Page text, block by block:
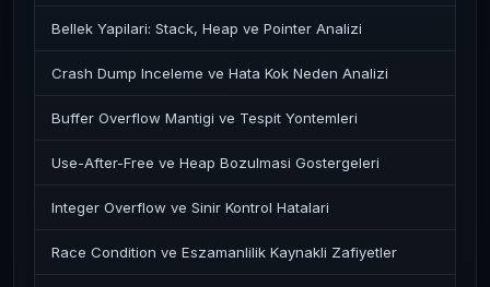
Bellek Yapilari: Stack, Heap ve Pointer Analizi
Crash Dump Inceleme ve Hata Kok Neden Analizi
Buffer Overflow Mantigi ve Tespit Yontemleri
Use-After-Free ve Heap Bozulmasi Gostergeleri
Integer Overflow ve Sinir Kontrol Hatalari
Race Condition ve Eszamanlilik Kaynakli Zafiyetler